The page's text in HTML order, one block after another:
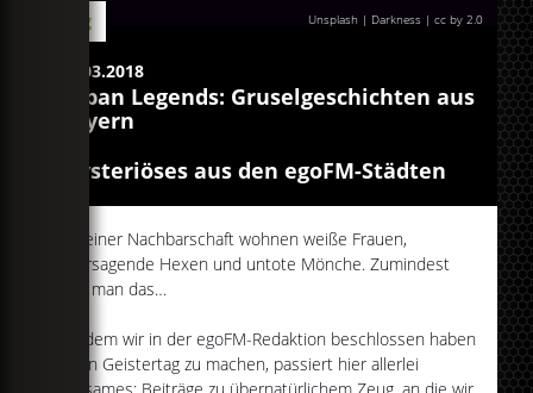
Unsplash | Darkness | cc by 2.0
Blog
22.03.2018
Urban Legends: Gruselgeschichten aus
Bayern
Mysteriöses aus den egoFM-Städten
In deiner Nachbarschaft wohnen weiße Frauen,
wahrsagende Hexen und untote Mönche. Zumindest
sagt man das…
Seitdem wir in der egoFM-Redaktion beschlossen haben
einen Geistertag zu machen, passiert hier allerlei